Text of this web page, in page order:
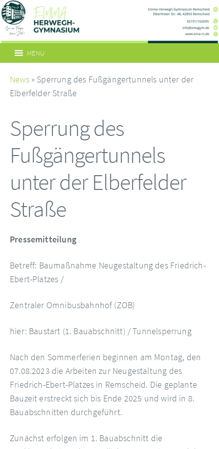
MENU
News» Sperrung des Fußgängertunnels unter der
Elberfelder Straße
Sperrung des
Fußgängertunnels
unter der Elberfelder
Straße
Pressemitteilung
Betreff: Baumaßnahme Neugestaltung des Friedrich-
Ebert-Platzes /
Zentraler Omnibusbahnhof (ZOB)
hier: Baustart (1. Bauabschnitt) / Tunnelsperrung
Nach den Sommerferien beginnen am Montag, den
07.08.2023 die Arbeiten zur Neugestaltung des
Friedrich-Ebert-Platzes in Remscheid. Die geplante
Bauzeit erstreckt sich bis Ende 2025 und wird in 8.
Bauabschnitten durchgeführt.
Zunächst erfolgen im 1. Bauabschnitt die